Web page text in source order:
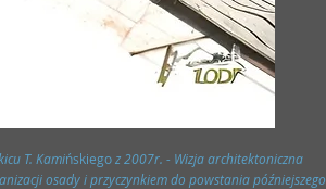
T. Kamińskiego z 2007r. - Wizja architektoniczna
osady i przyczynkiem do powstania późniejszego